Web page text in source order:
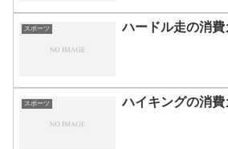
スポーツ ハードル走の消費
スポーツ ハイキングの消費